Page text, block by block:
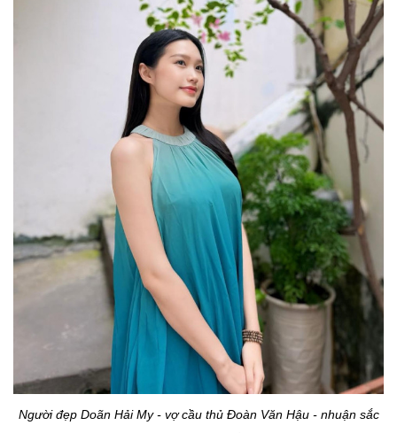
Người đẹp Doãn Hải My - vợ cầu thủ Đoàn Văn Hậu - nhuận sắc